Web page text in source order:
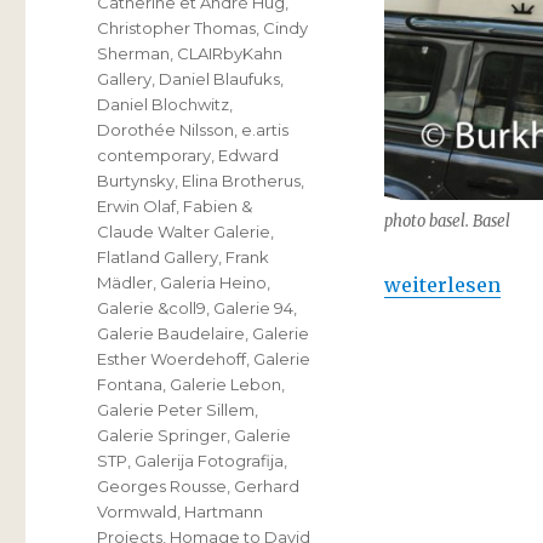
photo basel. Basel
„photo basel
weiterlesen
Christopher Thomas Cindy
Sherman CLAIRbyKahn
Gallery Daniel Blaufuks
Daniel Blochwitz
Dorothée Nilsson e.artis
contemporary Edward
Burtynsky Elina Brotherus
Erwin Olaf, Fabien &
Claude Walter Galerie
Flatland Gallery Frank
Mädler Galeria Heino
Galerie &coll9 Galerie 94
Galerie Baudelaire Galerie
Esther Woerdehoff, Galerie
Fontana Galerie Lebon
Galerie Peter Sillem
Galerie Springer Galerie
STP Galerija Fotografija
Georges Rousse Gerhard
Vormwald Hartmann
Projects Homage to David